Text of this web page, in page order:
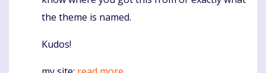
the theme is named.
Kudos!